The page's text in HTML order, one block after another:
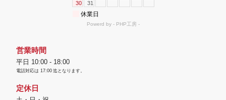
営業時間
平日 10:00 - 18:00
電話対応は 17:00 迄となります。
定休日